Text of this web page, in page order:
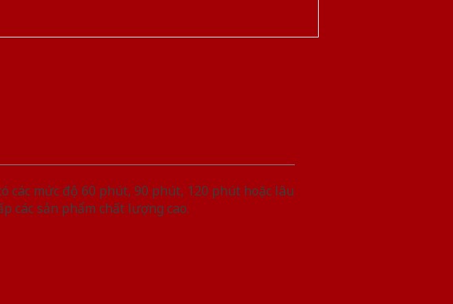
các mức độ 60 phút, 90 phút, 120 phút hoặc lâu
các sản phẩm chất lượng cao.